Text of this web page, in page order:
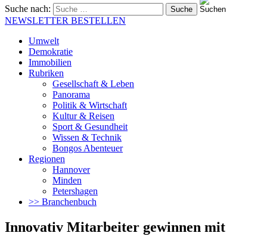
Suche nach:
NEWSLETTER BESTELLEN
Umwelt
Demokratie
Immobilien
Rubriken
Gesellschaft & Leben
Panorama
Politik & Wirtschaft
Kultur & Reisen
Sport & Gesundheit
Wissen & Technik
Bongos Abenteuer
Regionen
Hannover
Minden
Petershagen
>> Branchenbuch
Innovativ Mitarbeiter gewinnen mit